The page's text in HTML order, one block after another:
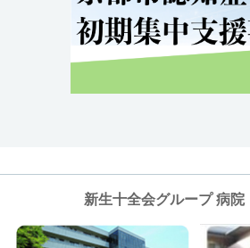
新生十全会グループ 病院